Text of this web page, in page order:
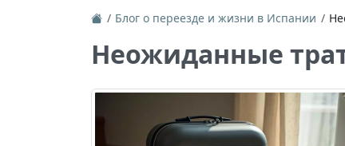
Блог о переезде и жизни в Испании
Неожиданные